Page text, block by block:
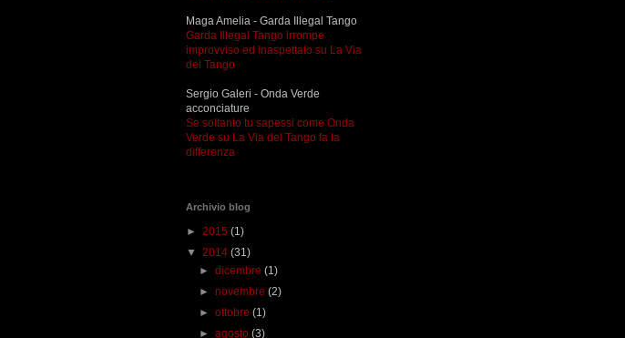
Maga Amelia - Garda Illegal Tango
Garda Illegal Tango irrompe
improvviso ed inaspettato su La Via
del Tango
Sergio Galeri - Onda Verde
acconciature
Se soltanto tu sapessi come Onda
Verde su La Via del Tango fa la
differenza
Archivio blog
► 2015 (1)
▼ 2014 (31)
►dicembre(1)
►novembre(2)
►ottobre(1)
►agosto(3)